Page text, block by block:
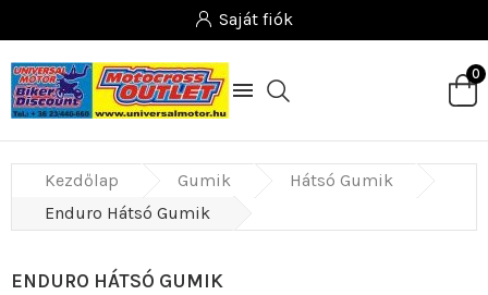
Saját fiók

0
Kezdőlap Gumik
Hátsó Gumik
Enduro Hátsó Gumik
ENDURO HÁTSÓ GUMIK